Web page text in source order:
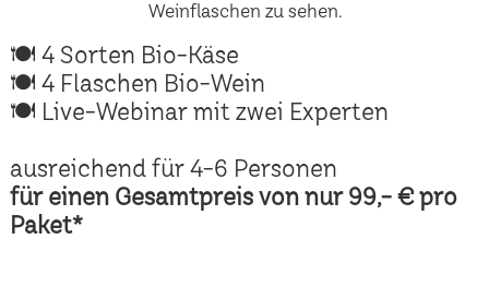
🍽 4 Sorten Bio-Käse
🍽 4 Flaschen Bio-Wein
🍽 Live-Webinar mit zwei Experten
ausreichend für 4-6 Personen
für einen Gesamtpreis von nur 99,- € pro
Paket*